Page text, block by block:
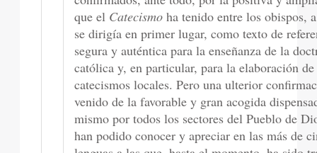
que el Catecismo ha tenido entre los obispos,
se dirigía en primer lugar, como texto de
segura y auténtica para la enseñanza de la
católica y, en particular, para la elaboración de
catecismos locales. Pero una ulterior
venido de la favorable y gran acogida
mismo por todos los sectores del Pueblo de
han podido conocer y apreciar en las más de